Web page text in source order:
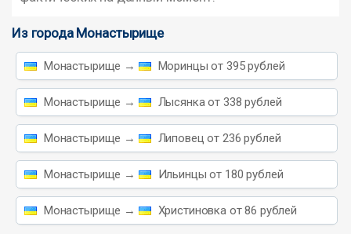
Из города Монастырище
Монастырище → Моринцы от 395 рублей
Монастырище → Лысянка от 338 рублей
Монастырище → Липовец от 236 рублей
Монастырище → Ильинцы от 180 рублей
Монастырище → Христиновка от 86 рублей